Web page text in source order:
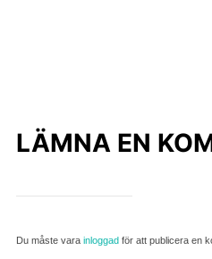
LÄMNA EN
Du måste vara inloggadför att publicera en